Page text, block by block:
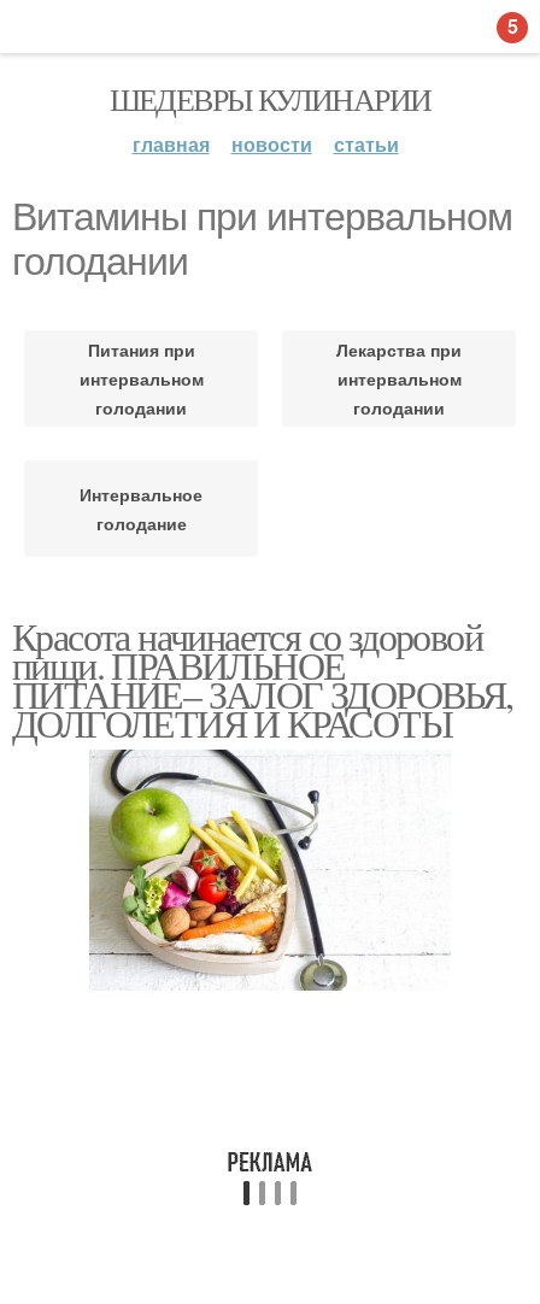
ШЕДЕВРЫ КУЛИНАРИИ
главная новости статьи
Витамины при интервальном
голодании
Питания при
интервальном
голодании
Лекарства при
интервальном
голодании
Интервальное
голодание
Красота начинается со здоровой
пищи. ПРАВИЛЬНОЕ
ПИТАНИЕ– ЗАЛОГ ЗДОРОВЬЯ,
ДОЛГОЛЕТИЯ И КРАСОТЫ
5